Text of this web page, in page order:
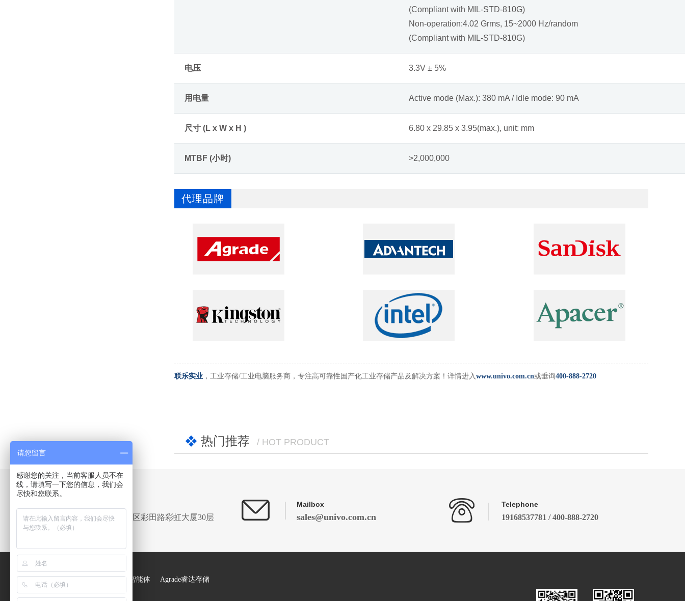
(Compliant with MIL-STD-810G)
Non-operation:4.02 Grms, 15~2000 Hz/random
(Compliant with MIL-STD-810G)
电压 3.3V ± 5%
用电量 Active mode (Max.): 380 mA / Idle mode: 90 mA
尺寸 (L x W x H ) 6.80 x 29.85 x 3.95(max.), unit: mm
MTBF (小时) >2,000,000
代理品牌
联乐实业 ，工业存储/工业电脑服务商，专注高可靠性国产化工业存储产品及解决方案！详情进入www.univo.com.cn或垂询400-888-2720
热门推荐 / HOT PRODUCT
深圳市福田区彩田路彩虹大厦30层
Mailbox
sales@univo.com.cn
Telephone
19168537781 / 400-888-2720
联乐实业元宝AI智能体 Agrade睿达存储
请您留言
感谢您的关注，当前客服人员不在
线，请填写一下您的信息，我们会
尽快和您联系。